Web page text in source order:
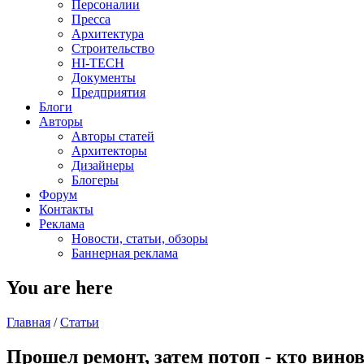
Персоналии
Пресса
Архитектура
Строительство
HI-TECH
Документы
Предприятия
Блоги
Авторы
Авторы статей
Архитекторы
Дизайнеры
Блогеры
Форум
Контакты
Реклама
Новости, статьи, обзоры
Баннерная реклама
You are here
Главная / Статьи
Прошел ремонт, затем потоп - кто